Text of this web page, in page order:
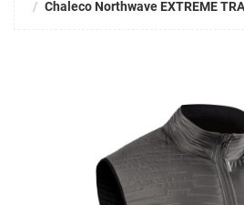
Chaleco Northwave EXTREME